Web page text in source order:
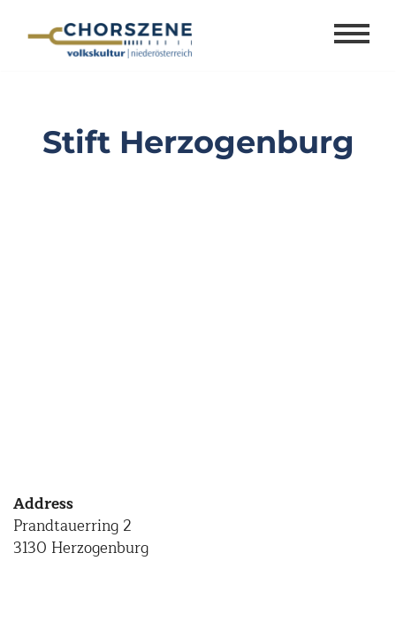
Stift Herzogenburg
Address
Prandtauerring 2
3130 Herzogenburg